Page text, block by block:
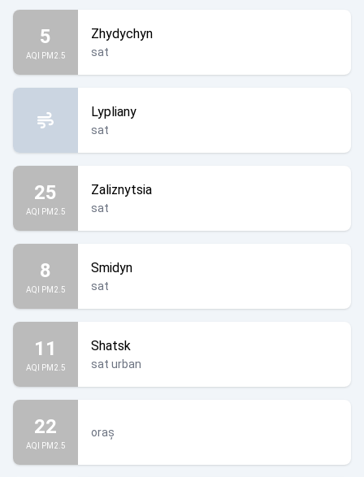
5
AQI PM2.5
Zhydychyn
sat
Lypliany
sat
25
AQI PM2.5
Zaliznytsia
sat
8
AQI PM2.5
Smidyn
sat
11
AQI PM2.5
Shatsk
sat urban
22
AQI PM2.5
oraș